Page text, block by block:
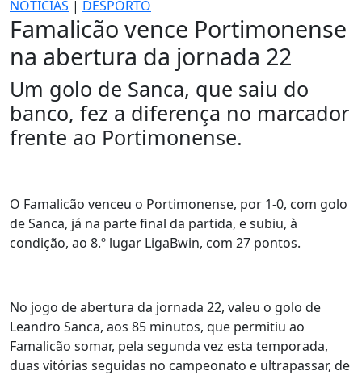
NOTÍCIAS | DESPORTO
Famalicão vence Portimonense
na abertura da jornada 22
Um golo de Sanca, que saiu do
banco, fez a diferença no marcador
frente ao Portimonense.
O Famalicão venceu o Portimonense, por 1-0, com golo
de Sanca, já na parte final da partida, e subiu, à
condição, ao 8.º lugar LigaBwin, com 27 pontos.
No jogo de abertura da jornada 22, valeu o golo de
Leandro Sanca, aos 85 minutos, que permitiu ao
Famalicão somar, pela segunda vez esta temporada,
duas vitórias seguidas no campeonato e ultrapassar, de